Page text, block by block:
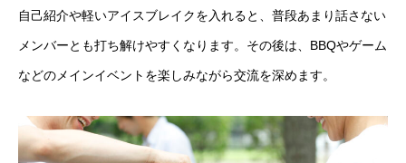
自己紹介や軽いアイスブレイクを入れると、普段あまり話さない
メンバーとも打ち解けやすくなります。その後は、BBQやゲーム
などのメインイベントを楽しみながら交流を深めます。